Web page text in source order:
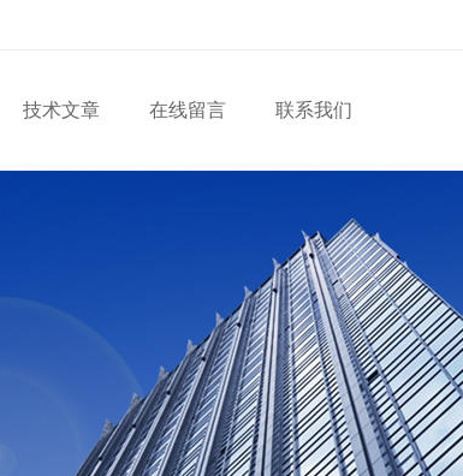
技术文章 在线留言 联系我们